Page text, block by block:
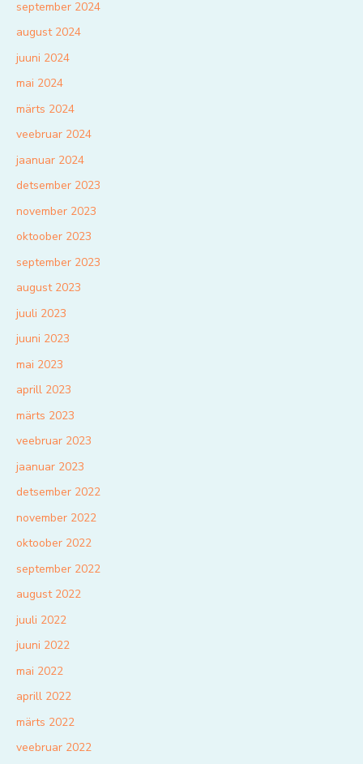
september 2024
august 2024
juuni 2024
mai 2024
märts 2024
veebruar 2024
jaanuar 2024
detsember 2023
november 2023
oktoober 2023
september 2023
august 2023
juuli 2023
juuni 2023
mai 2023
aprill 2023
märts 2023
veebruar 2023
jaanuar 2023
detsember 2022
november 2022
oktoober 2022
september 2022
august 2022
juuli 2022
juuni 2022
mai 2022
aprill 2022
märts 2022
veebruar 2022